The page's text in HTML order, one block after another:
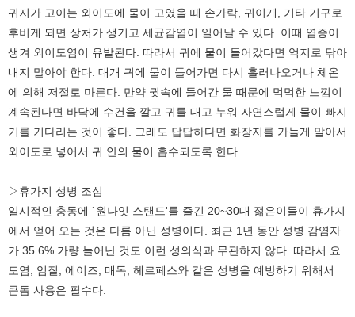
귀지가 고이는 외이도에 물이 고였을 때 손가락, 귀이개, 기타 기구로
후비게 되면 상처가 생기고 세균감염이 일어날 수 있다. 이때 염증이
생겨 외이도염이 유발된다. 따라서 귀에 물이 들어갔다면 억지로 닦아
내지 말아야 한다. 대개 귀에 물이 들어가면 다시 흘러나오거나 체온
에 의해 저절로 마른다. 만약 귓속에 들어간 물 때문에 먹먹한 느낌이
계속된다면 바닥에 수건을 깔고 귀를 대고 누워 자연스럽게 물이 빠지
기를 기다리는 것이 좋다. 그래도 답답하다면 화장지를 가늘게 말아서
외이도로 넣어서 귀 안의 물이 흡수되도록 한다.
▷휴가지 성병 조심
일시적인 충동에 `원나잇 스탠드'를 즐긴 20~30대 젊은이들이 휴가지
에서 얻어 오는 것은 다름 아닌 성병이다. 최근 1년 동안 성병 감염자
가 35.6% 가량 늘어난 것도 이런 성의식과 무관하지 않다. 따라서 요
도염, 임질, 에이즈, 매독, 헤르페스와 같은 성병을 예방하기 위해서
콘돔 사용은 필수다.